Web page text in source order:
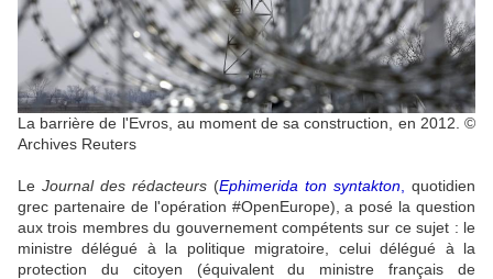
La barrière de l'Evros, au moment de sa construction, en 2012. ©
Archives Reuters
Le Journal des rédacteurs (Ephimerida ton syntakton
quotidien
grec partenaire de l'opération #OpenEurope), a posé la question
aux trois membres du gouvernement compétents sur ce sujet : le
ministre délégué à la politique migratoire, celui délégué à la
protection du citoyen (équivalent du ministre français de